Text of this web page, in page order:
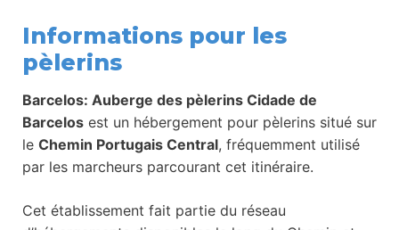
Informations pour les
pèlerins
Barcelos: Auberge des pèlerins Cidade de
Barcelos est un hébergement pour pèlerins situé sur
le Chemin Portugais Central, fréquemment utilisé
par les marcheurs parcourant cet itinéraire.
Cet établissement fait partie du réseau